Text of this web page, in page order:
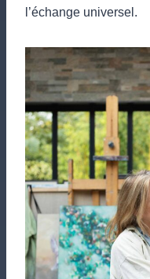
l’échange universel.